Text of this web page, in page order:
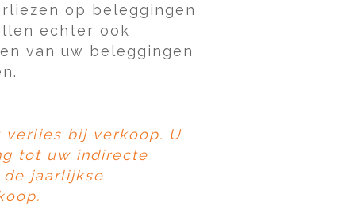
op beleggingen
echter ook
van uw beleggingen
verlies bij verkoop. U
tot uw indirecte
jaarlijkse